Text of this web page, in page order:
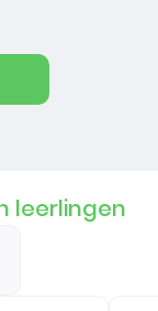
leerlingen